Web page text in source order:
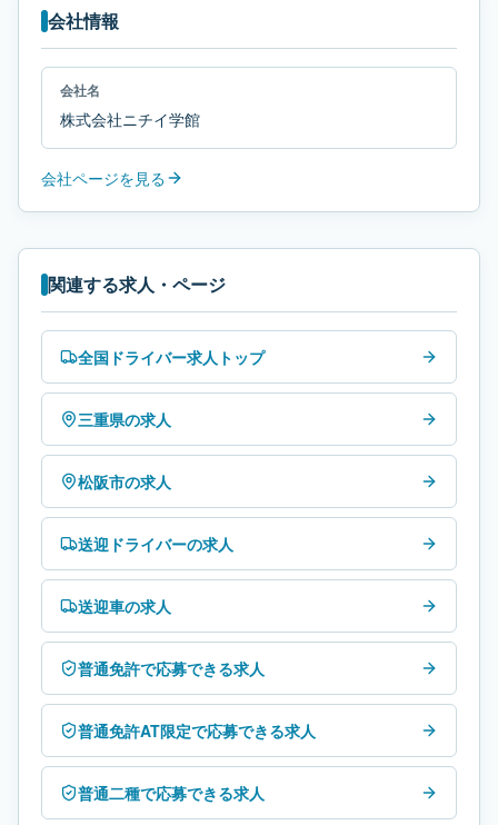
会社情報
会社名
株式会社ニチイ学館
会社ページを見る
関連する求人・ページ
全国ドライバー求人トップ
三重県の求人
松阪市の求人
送迎ドライバーの求人
送迎車の求人
普通免許で応募できる求人
普通免許AT限定で応募できる求人
普通二種で応募できる求人